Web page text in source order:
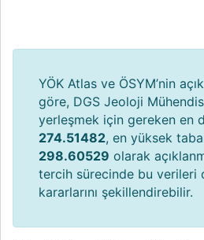
YÖK Atlas ve ÖSYM’nin
göre, DGS Jeoloji
yerleşmek için gereken en
274.51482, en yüksek
298.60529 olarak
tercih sürecinde bu verileri
kararlarını şekillendirebilir.